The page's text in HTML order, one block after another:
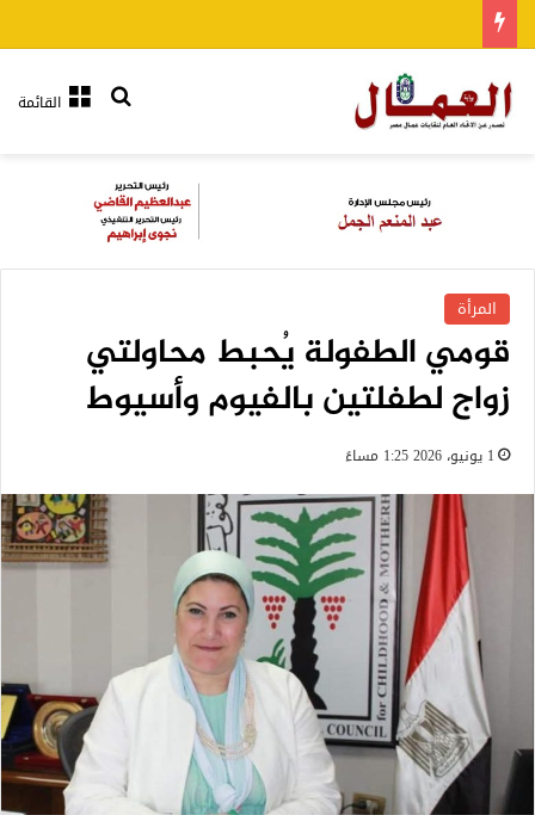
القائمةبحث عن
المرأة
قومي الطفولة يُحبط محاولتي
زواج لطفلتين بالفيوم وأسيوط
1 يونيو، 2026 1:25 مساءً